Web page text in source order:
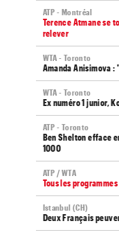
ATP - Montréal
Terence Atmane se
relever
WTA - Toronto
Amanda Anisimova
WTA - Toronto
Ex numéro 1 junior,
ATP - Toronto
Ben Shelton efface
1000
ATP / WTA
Tous les
Istanbul (CH)
Deux Français